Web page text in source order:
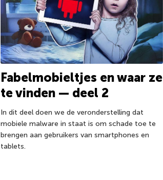
Fabelmobieltjes en waar ze
te vinden — deel 2
In dit deel doen we de veronderstelling dat
mobiele malware in staat is om schade toe te
brengen aan gebruikers van smartphones en
tablets.